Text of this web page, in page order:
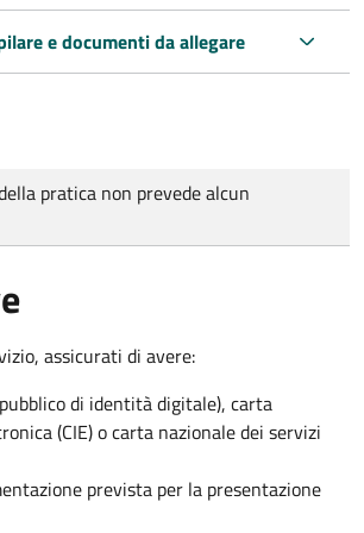
e documenti da allegare
pratica non prevede alcun
assicurati di avere:
di identità digitale), carta
(CIE) o carta nazionale dei servizi
prevista per la presentazione